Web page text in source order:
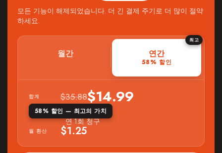
모든 기능이 해제되었습니다. 더 긴 결제 주기로 더 많이 절약
하세요.
월간
최고
연간
58% 할인
합계 $35.88$14.99
58% 할인 — 최고의 가치
연 1회 청구
월 환산 $1.25